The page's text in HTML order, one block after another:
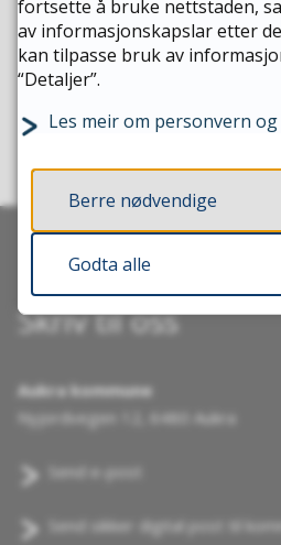
16.11.2026
17.11.2026
23.11.2026
30.11.2026
01.12.2026
07.12.2026
08.12.2026
15.12.2026
JA
Skriv til oss
Aukra kommune
Nyjordvegen 12, 6480 Aukra
Send e-post
Send sikker digital post til
fortsette å bruke nettstaden,
av informasjonskapslar etter
kan tilpasse bruk av
“Detaljer”.
Les meir om personvern
Berre nødvendige
Godta alle